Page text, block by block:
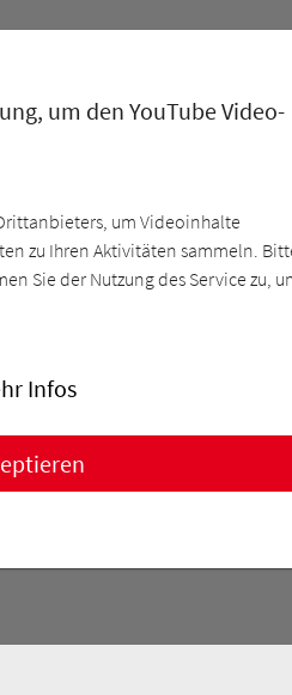
um den YouTube Video-
um Videoinhalte
zu Ihren Aktivitäten sammeln.
Sie der Nutzung des Service zu,
Infos